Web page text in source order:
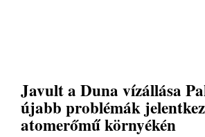
Javult a Duna vízállása
újabb problémák
atomerőmű környékén